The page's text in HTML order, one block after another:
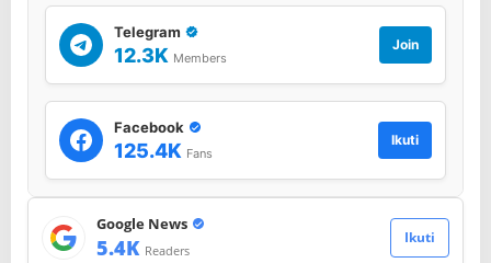
Telegram
12.3K Members
Join
Facebook
125.4K Fans
Ikuti
Google News
5.4K Readers
Ikuti